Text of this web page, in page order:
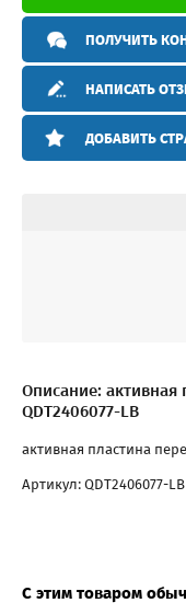
ПОЛУЧИТЬ
НАПИСАТЬ
ДОБАВИТЬ
Описание:
QDT2406077-LB
активная пластина
Артикул: QDT2406077-LB
С этим товаром